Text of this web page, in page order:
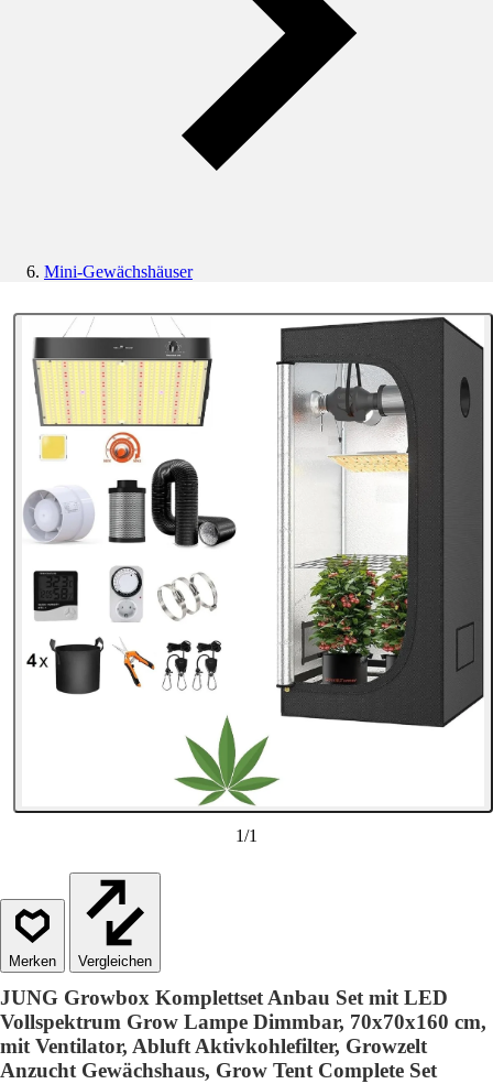
Mini-Gewächshäuser
1/1
Vergleichen
JUNG Growbox Komplettset Anbau Set mit LED
Vollspektrum Grow Lampe Dimmbar, 70x70x160 cm,
mit Ventilator, Abluft Aktivkohlefilter, Growzelt
Anzucht Gewächshaus, Grow Tent Complete Set